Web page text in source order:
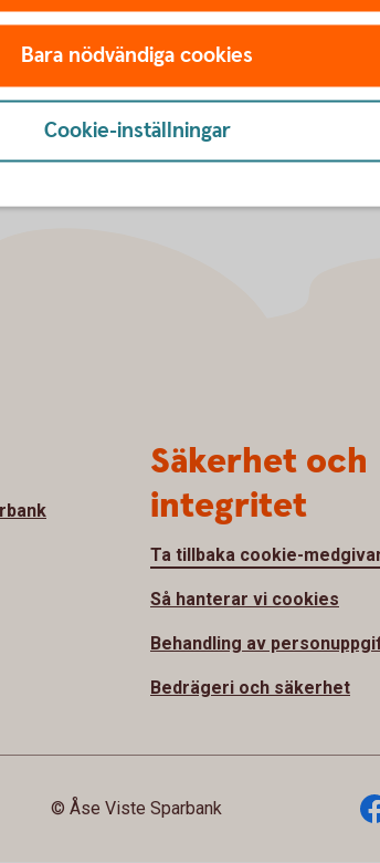
betalningar via internetbanken/
Bara nödvändiga cookies
Cookie-inställningar
Säkerhet och
integritet
Ta tillbaka cookie-
Så hanterar vi cookies
Behandling av
Bedrägeri och säkerhet
© Åse Viste Sparbank